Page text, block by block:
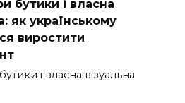
бутики і власна
як українському
виростити
і власна візуальна